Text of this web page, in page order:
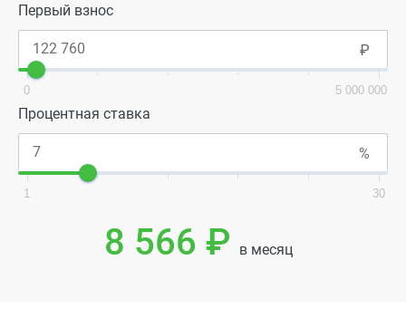
Первый взнос
0 5 000 000
Процентная ставка
1 30
8 566 ₽ в месяц